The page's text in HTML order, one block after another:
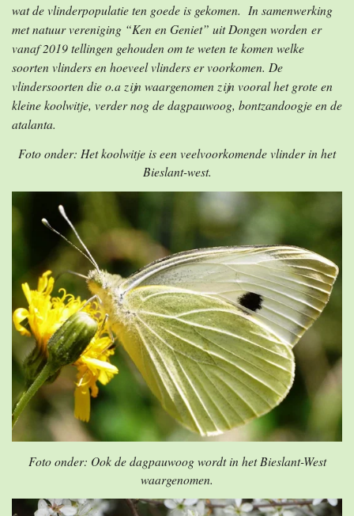
wat de vlinderpopulatie ten goede is gekomen. In samenwerking
met natuur vereniging “Ken en Geniet” uit Dongen worden er
vanaf 2019 tellingen gehouden om te weten te komen welke
soorten vlinders en hoeveel vlinders er voorkomen. De
vlindersoorten die o.a zijn waargenomen zijn vooral het grote en
kleine koolwitje, verder nog de dagpauwoog, bontzandoogje en de
atalanta.
Foto onder: Het koolwitje is een veelvoorkomende vlinder in het
Bieslant-west.
Foto onder: Ook de dagpauwoog wordt in het Bieslant-West
waargenomen.